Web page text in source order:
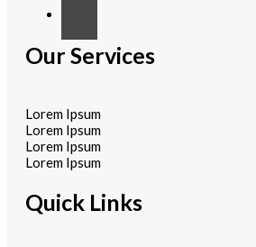
Our Services
Lorem Ipsum
Lorem Ipsum
Lorem Ipsum
Lorem Ipsum
Quick Links